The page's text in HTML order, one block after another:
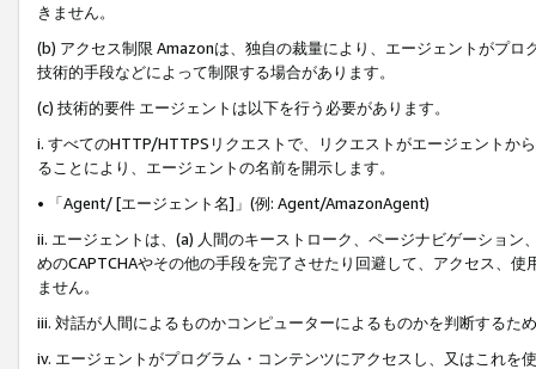
きません。
(b) アクセス制限 Amazonは、独自の裁量により、エージェントがプ
技術的手段などによって制限する場合があります。
(c) 技術的要件 エージェントは以下を行う必要があります。
i. すべてのHTTP/HTTPSリクエストで、リクエストがエージェントか
ることにより、エージェントの名前を開示します。
• 「Agent/ [エージェント名]」(例: Agent/AmazonAgent)
ii. エージェントは、(a) 人間のキーストローク、ページナビゲーショ
めのCAPTCHAやその他の手段を完了させたり回避して、アクセス、
ません。
iii. 対話が人間によるものかコンピューターによるものかを判断するた
iv. エージェントがプログラム・コンテンツにアクセスし、又はこれ